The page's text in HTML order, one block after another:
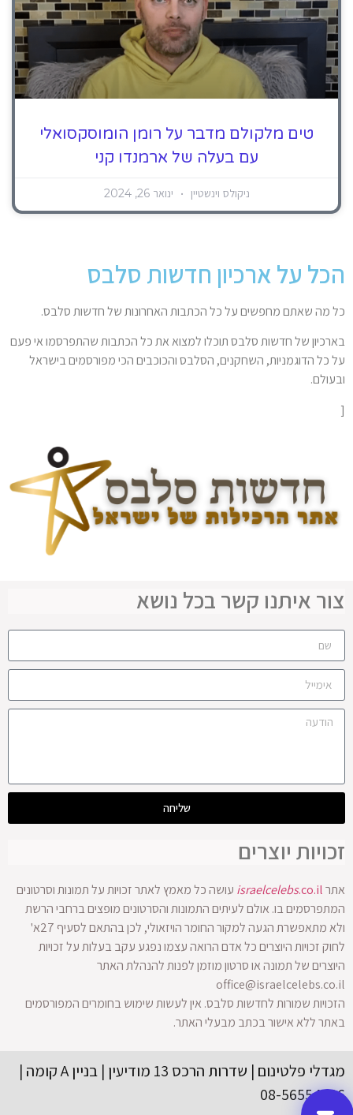
טים מלקולם מדבר על רומן הומוסקסואלי
עם בעלה של ארמנדו קני
ניקולס וינשטיין ינואר 26, 2024
הכל על ארכיון חדשות סלבס
כל מה שאתם מחפשים על כל הכתבות האחרונות של חדשות סלבס.
בארכיון של חדשות סלבס תוכלו למצוא את כל הכתבות שהתפרסמו אי פעם
על כל הדוגמניות, השחקנים, הסלבס והכוכבים הכי מפורסמים בישראל
ובעולם.
[
צור איתנו קשר בכל נושא
שליחה
זכויות יוצרים
אתר israelcelebs.co.il
עושה כל מאמץ לאתר זכויות על תמונות וסרטונים
המתפרסמים בו. אולם לעיתים התמונות והסרטונים מופצים ברחבי הרשת
ולא מתאפשרת הגעה למקור החומר הויזאולי, לכן בהתאם לסעיף 27א'
לחוק זכויות היוצרים כל אדם הרואה עצמו נפגע עקב בעלות על זכויות
היוצרים של תמונה או סרטון מוזמן לפנות להנהלת האתר
office@israelcelebs.co.il
הזכויות שמורות לחדשות סלבס. אין לעשות שימוש בחומרים המפורסמים
באתר ללא אישור בכתב מבעלי האתר.
מגדלי פלטינום | שדרות הרכס 13 מודיעין | בניין A קומה |
08-56554416